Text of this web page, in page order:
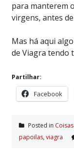
para manterem
virgens, antes
Mas há aqui
de Viagra tendo
Partilhar:
Facebook
Posted in
papoilas, viagra